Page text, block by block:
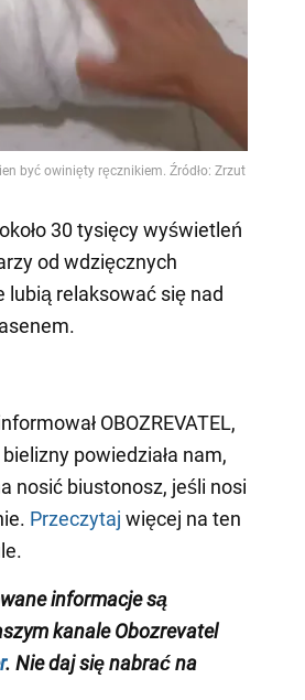
30 tysięcy wyświetleń
od wdzięcznych
lubią relaksować się nad
OBOZREVATEL,
powiedziała nam,
nosić biustonosz, jeśli nosi
Przeczytaj więcej na ten
informacje są
kanale Obozrevatel
. Nie daj się nabrać na